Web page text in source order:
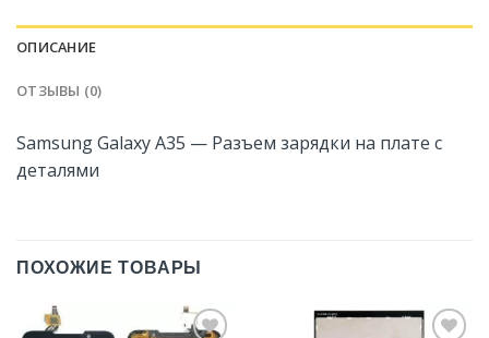
ОПИСАНИЕ
ОТЗЫВЫ (0)
Samsung Galaxy A35 — Разъем зарядки на плате с
деталями
ПОХОЖИЕ ТОВАРЫ